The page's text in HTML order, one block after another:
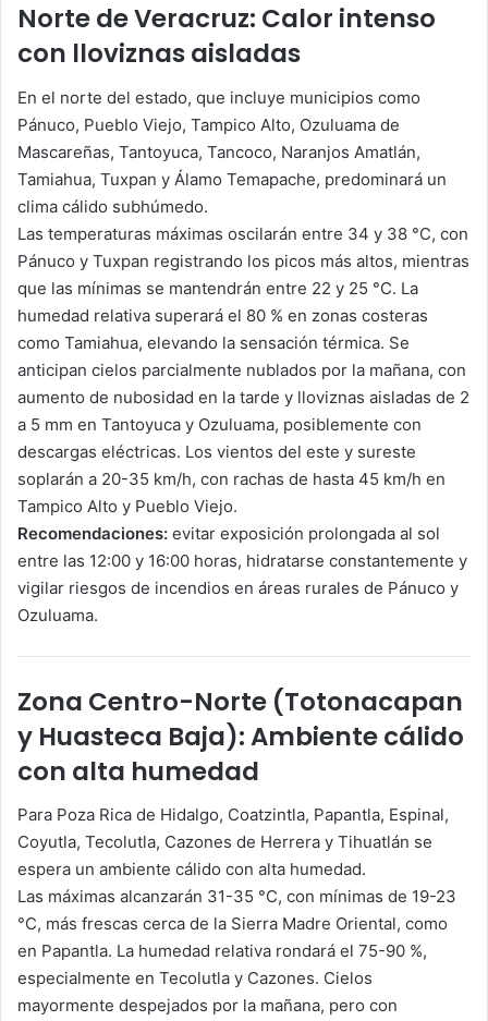
Norte de Veracruz: Calor intenso
con lloviznas aisladas
En el norte del estado, que incluye municipios como
Pánuco, Pueblo Viejo, Tampico Alto, Ozuluama de
Mascareñas, Tantoyuca, Tancoco, Naranjos Amatlán,
Tamiahua, Tuxpan y Álamo Temapache, predominará un
clima cálido subhúmedo.
Las temperaturas máximas oscilarán entre 34 y 38 °C, con
Pánuco y Tuxpan registrando los picos más altos, mientras
que las mínimas se mantendrán entre 22 y 25 °C. La
humedad relativa superará el 80 % en zonas costeras
como Tamiahua, elevando la sensación térmica. Se
anticipan cielos parcialmente nublados por la mañana, con
aumento de nubosidad en la tarde y lloviznas aisladas de 2
a 5 mm en Tantoyuca y Ozuluama, posiblemente con
descargas eléctricas. Los vientos del este y sureste
soplarán a 20-35 km/h, con rachas de hasta 45 km/h en
Tampico Alto y Pueblo Viejo.
Recomendaciones: evitar exposición prolongada al sol
entre las 12:00 y 16:00 horas, hidratarse constantemente y
vigilar riesgos de incendios en áreas rurales de Pánuco y
Ozuluama.
Zona Centro-Norte (Totonacapan
y Huasteca Baja): Ambiente cálido
con alta humedad
Para Poza Rica de Hidalgo, Coatzintla, Papantla, Espinal,
Coyutla, Tecolutla, Cazones de Herrera y Tihuatlán se
espera un ambiente cálido con alta humedad.
Las máximas alcanzarán 31-35 °C, con mínimas de 19-23
°C, más frescas cerca de la Sierra Madre Oriental, como
en Papantla. La humedad relativa rondará el 75-90 %,
especialmente en Tecolutla y Cazones. Cielos
mayormente despejados por la mañana, pero con